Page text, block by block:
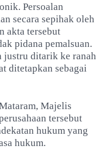
Persoalan
secara sepihak oleh
akta tersebut
pidana pemalsuan.
justru ditarik ke ranah
ditetapkan sebagai
Majelis
tersebut
hukum yang
hukum.